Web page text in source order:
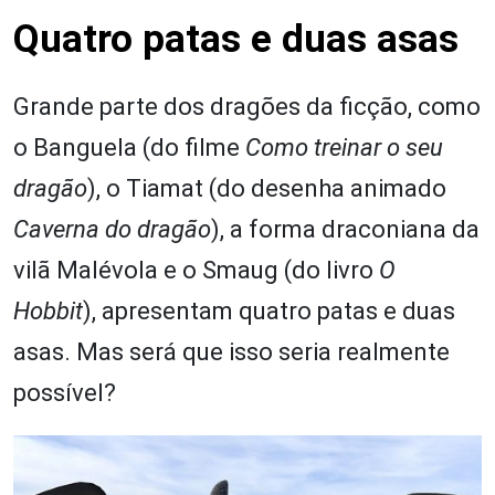
Quatro patas e duas asas
Grande parte dos dragões da ficção, como
o Banguela (do filme Como treinar o seu
dragão), o Tiamat (do desenha animado
Caverna do dragão), a forma draconiana da
vilã Malévola e o Smaug (do livro O
Hobbit), apresentam quatro patas e duas
asas. Mas será que isso seria realmente
possível?